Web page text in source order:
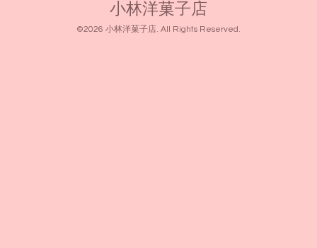
小林洋菓子店
©2026 小林洋菓子店. All Rights Reserved.